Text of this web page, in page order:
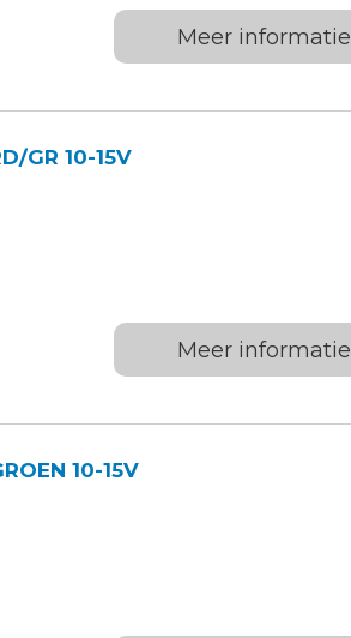
Meer informatie
GR 10-15V
Meer informatie
10-15V